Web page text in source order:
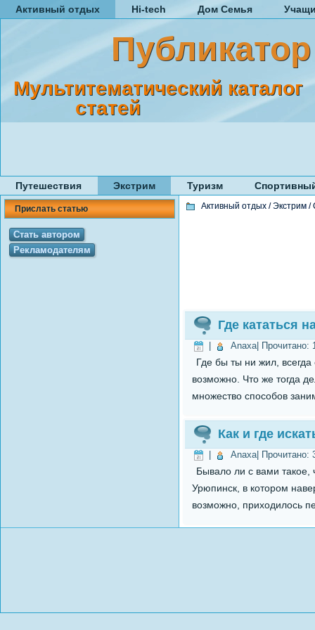
Активный отдых Hi-tech Дом Семья
Публикатор
Мультитематический каталог
статей
Путешествия Экстрим Туризм
Прислать статью
Стать автором
Рекламодателям
Активный отдых /Экстрим /
Где кататься
Anaxa| Прочитано:
Где бы ты ни жил, всегда
возможно. Что же тогда
множество способов
Как и где
Anaxa| Прочитано:
Бывало ли с вами такое,
Урюпинск, в котором
возможно, приходилось